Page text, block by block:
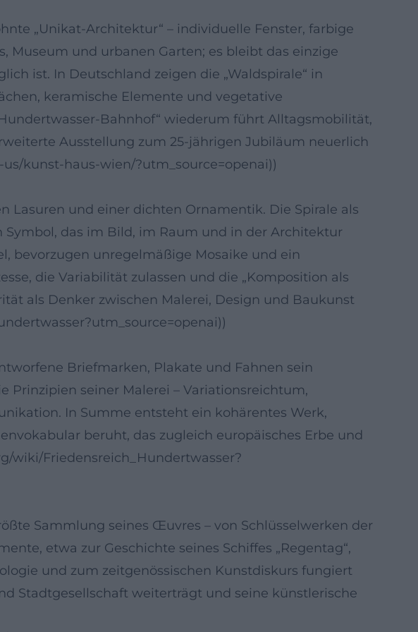
„Unikat-Architektur“ – individuelle Fenster, farbige
Museum und urbanen Garten; es bleibt das einzige
ist. In Deutschland zeigen die „Waldspirale“ in
keramische Elemente und vegetative
Bahnhof“ wiederum führt Alltagsmobilität,
Ausstellung zum 25-jährigen Jubiläum neuerlich
kunst-haus-wien/?utm_source=openai))
Lasuren und einer dichten Ornamentik. Die Spirale als
das im Bild, im Raum und in der Architektur
bevorzugen unregelmäßige Mosaike und ein
die Variabilität zulassen und die „Komposition als
als Denker zwischen Malerei, Design und Baukunst
Briefmarken, Plakate und Fahnen sein
Prinzipien seiner Malerei – Variationsreichtum,
In Summe entsteht ein kohärentes Werk,
beruht, das zugleich europäisches Erbe und
wiki/Friedensreich_Hundertwasser?
Sammlung seines Œuvres – von Schlüsselwerken der
etwa zur Geschichte seines Schiffes „Regentag“,
und zum zeitgenössischen Kunstdiskurs fungiert
Stadtgesellschaft weiterträgt und seine künstlerische